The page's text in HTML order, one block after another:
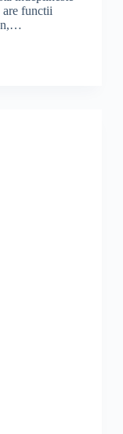
functii